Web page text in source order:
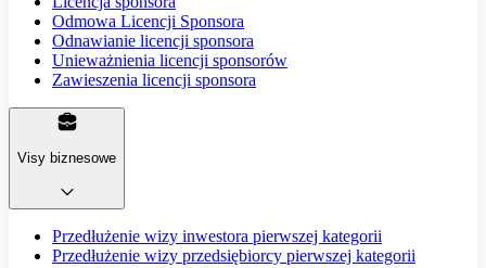
Odmowa Licencji Sponsora
Odnawianie licencji sponsora
Unieważnienia licencji sponsorów
Zawieszenia licencji sponsora
Visy biznesowe
Przedłużenie wizy inwestora pierwszej kategorii
Przedłużenie wizy przedsiębiorcy pierwszej kategorii